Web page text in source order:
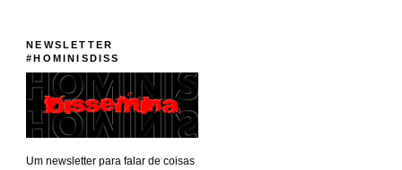
NEWSLETTER
#HOMINISDISS
Um newsletter para falar de coisas